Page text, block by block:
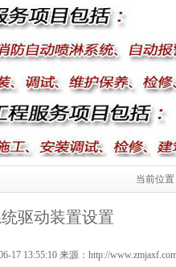
当前位置
驱动装置设置
17 13:55:10 来源：http://